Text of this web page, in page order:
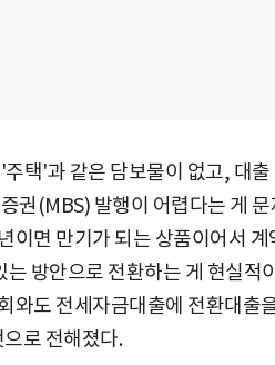
택'과 같은 담보물이 없고, 대
권(MBS) 발행이 어렵다는 게
이면 만기가 되는 상품이어서
는 방안으로 전환하는 게 현실적
와도 전세자금대출에 전환대출
로 전해졌다.